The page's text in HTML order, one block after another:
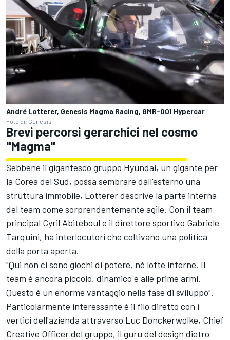
André Lotterer, Genesis Magma Racing, GMR-001 Hypercar
Foto di: Genesis
Brevi percorsi gerarchici nel cosmo
"Magma"
Sebbene il gigantesco gruppo Hyundai, un gigante per
la Corea del Sud, possa sembrare dall'esterno una
struttura immobile, Lotterer descrive la parte interna
del team come sorprendentemente agile. Con il team
principal Cyril Abiteboul e il direttore sportivo Gabriele
Tarquini, ha interlocutori che coltivano una politica
della porta aperta.
"Qui non ci sono giochi di potere, né lotte interne. Il
team è ancora piccolo, dinamico e alle prime armi.
Questo è un enorme vantaggio nella fase di sviluppo".
Particolarmente interessante è il filo diretto con i
vertici dell'azienda attraverso Luc Donckerwolke, Chief
Creative Officer del gruppo, il guru del design dietro